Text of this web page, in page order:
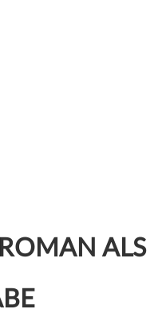
ALS